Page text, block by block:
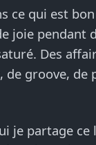
ce qui est
joie pendant
Des
groove, de
je partage